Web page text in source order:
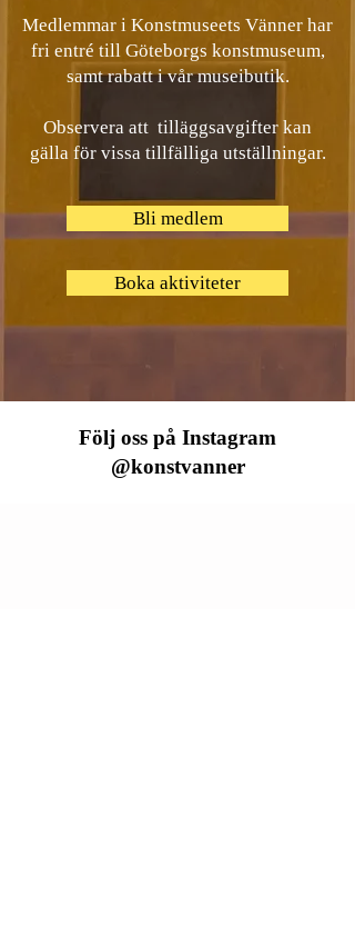
Medlemmar i Konstmuseets Vänner har
fri entré till Göteborgs konstmuseum,
samt rabatt i vår museibutik.
Observera att tilläggsavgifter kan
gälla för vissa tillfälliga utställningar.
Bli medlem
Boka aktiviteter
Följ oss på Instagram
@konstvanner